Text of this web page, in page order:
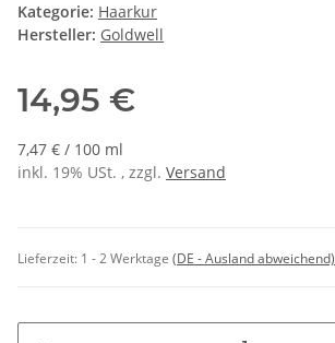
Kategorie: Haarkur
Hersteller: Goldwell
14,95 €
7,47 € / 100 ml
inkl. 19% USt. , zzgl. Versand
Lieferzeit: 1 - 2 Werktage (DE - Ausland abweichend)